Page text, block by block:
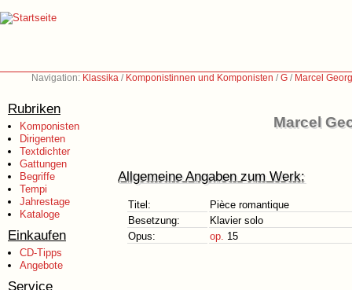
Navigation: Klassika / Komponistinnen und Komponisten /G / Marcel
Rubriken
Komponisten
Dirigenten
Textdichter
Gattungen
Begriffe
Tempi
Jahrestage
Kataloge
Einkaufen
CD-Tipps
Angebote
Service
Marcel
Allgemeine Angaben zum Werk:
Titel:
Pièce romantique
Besetzung:
Klavier solo
Opus:
op. 15